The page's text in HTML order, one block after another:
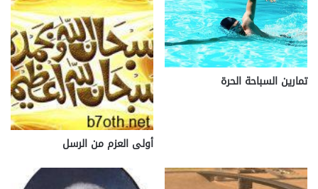
تمارين السباحة الحرة
أولى العزم من الرسل